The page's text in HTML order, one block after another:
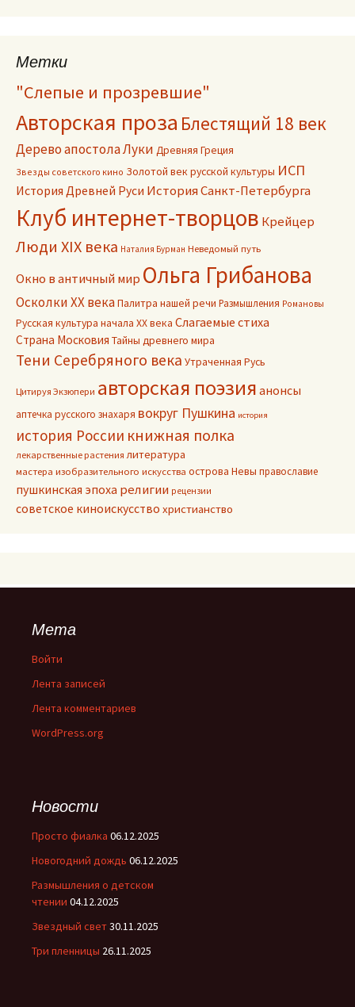
Метки
"Слепые и прозревшие"
Авторская проза Блестящий 18 век
Дерево апостола Луки Древняя Греция
Звезды советского кино Золотой век русской культуры ИСП
История Древней Руси История Санкт-Петербурга
Клуб интернет-творцов Крейцер
Люди XIX века Наталия Бурман Неведомый путь
Окно в античный мир Ольга Грибанова
Осколки ХХ векаПалитра нашей речи Размышления Романовы
Русская культура начала ХХ века Слагаемые стиха
Страна Московия Тайны древнего мира
Тени Серебряного века Утраченная Русь
Цитируя Экзюпери авторская поэзия анонсы
аптечка русского знахаря вокруг Пушкина история
история России книжная полка
лекарственные растения литература
мастера изобразительного искусства острова Невы православие
пушкинская эпоха религии рецензии
советское киноискусство христианство
Мета
Войти
Лента записей
Лента комментариев
WordPress.org
Новости
Просто фиалка 06.12.2025
Новогодний дождь 06.12.2025
Размышления о детском
чтении 04.12.2025
Звездный свет30.11.2025
Три пленницы 26.11.2025